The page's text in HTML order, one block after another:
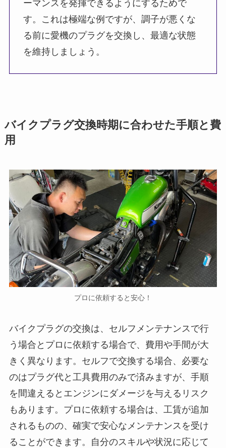
ーマンスを発揮できるようにするためで
す。これは極端な例ですが、調子が悪くな
る前に愛機のプラグを交換し、最適な状態
を維持しましょう。
バイクプラグ交換時期に合わせた手順と費
用
プロに依頼すると安心！
バイクプラグの交換は、セルフメンテナンスで行
う場合とプロに依頼する場合で、費用や手間が大
きく異なります。セルフで交換する場合、必要な
のはプラグ代と工具費用のみで済みますが、手順
を間違えるとエンジンにダメージを与えるリスク
もあります。プロに依頼する場合は、工賃が追加
されるものの、確実で安心なメンテナンスを受け
ることができます。自分のスキルや状況に応じて